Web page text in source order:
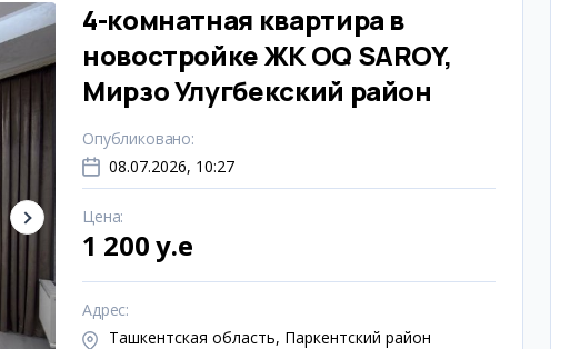
4-комнатная квартира в
новостройке ЖК OQ SAROY,
Мирзо Улугбекский район
Опубликовано:
08.07.2026, 10:27
Цена:
1 200 y.e
Адрес:
Ташкентская область, Паркентский район